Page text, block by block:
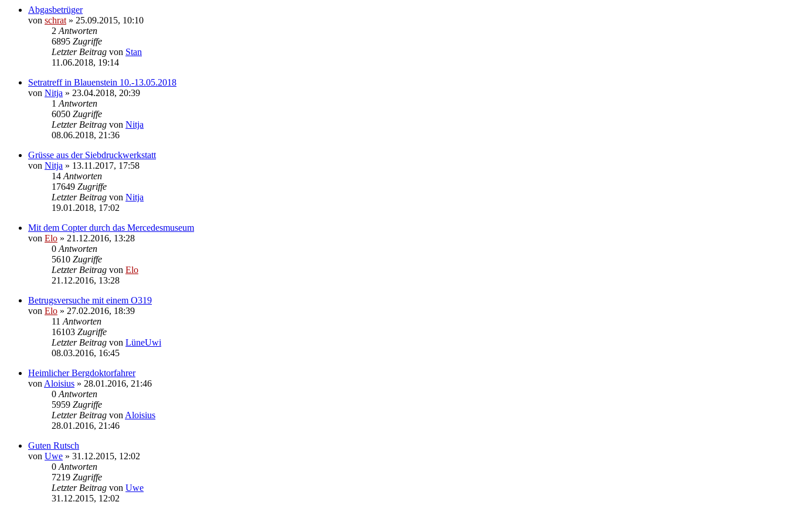
Abgasbetrüger
von schrat » 25.09.2015, 10:10
2 Antworten
6895 Zugriffe
Letzter Beitrag von Stan
11.06.2018, 19:14
Setratreff in Blauenstein 10.-13.05.2018
von Nitja » 23.04.2018, 20:39
1 Antworten
6050 Zugriffe
Letzter Beitrag von Nitja
08.06.2018, 21:36
Grüsse aus der Siebdruckwerkstatt
von Nitja » 13.11.2017, 17:58
14 Antworten
17649 Zugriffe
Letzter Beitrag von Nitja
19.01.2018, 17:02
Mit dem Copter durch das Mercedesmuseum
von Elo » 21.12.2016, 13:28
0 Antworten
5610 Zugriffe
Letzter Beitrag von Elo
21.12.2016, 13:28
Betrugsversuche mit einem O319
von Elo » 27.02.2016, 18:39
11 Antworten
16103 Zugriffe
Letzter Beitrag von LüneUwi
08.03.2016, 16:45
Heimlicher Bergdoktorfahrer
von Aloisius » 28.01.2016, 21:46
0 Antworten
5959 Zugriffe
Letzter Beitrag von Aloisius
28.01.2016, 21:46
Guten Rutsch
von Uwe » 31.12.2015, 12:02
0 Antworten
7219 Zugriffe
Letzter Beitrag von Uwe
31.12.2015, 12:02